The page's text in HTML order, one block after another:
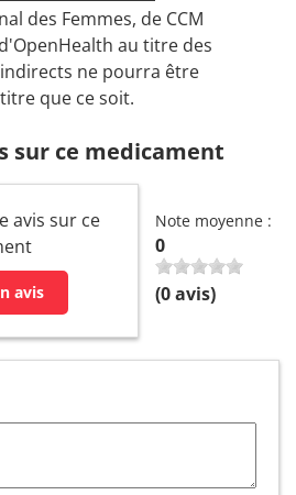
des Femmes, de CCM
au titre des
ne pourra être
que ce soit.
sur ce medicament
avis sur ce
avis
Note moyenne :
0
(0avis)